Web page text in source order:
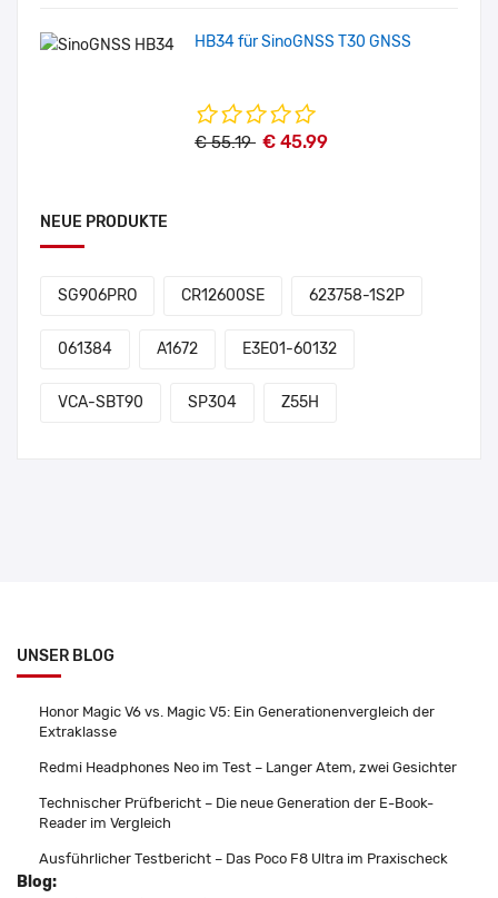
HB34 für SinoGNSS T30 GNSS
€ 55.19 € 45.99
NEUE PRODUKTE
SG906PRO CR12600SE 623758-1S2P
061384 A1672 E3E01-60132
VCA-SBT90 SP304 Z55H
UNSER BLOG
Honor Magic V6 vs. Magic V5: Ein Generationenvergleich der
Extraklasse
Redmi Headphones Neo im Test – Langer Atem, zwei Gesichter
Technischer Prüfbericht – Die neue Generation der E-Book-
Reader im Vergleich
Ausführlicher Testbericht – Das Poco F8 Ultra im Praxischeck
Blog: